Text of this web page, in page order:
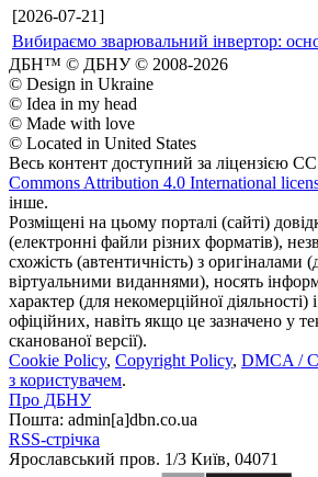
[2026-07-21]
Вибираємо зварювальний інвертор:
ДБН™ © ДБНУ © 2008-2026
© Design in Ukraine
© Idea in my head
© Made with love
© Located in United States
Весь контент доступний за ліцензією
Commons Attribution 4.0 International
інше.
Розміщені на цьому порталі (сайті)
(електронні файли різних форматів),
схожість (автентичність) з оригіналами
віртуальними виданнями), носять
характер (для некомерційної діяльності)
офіційних, навіть якщо це зазначено у
сканованої версії).
Cookie Policy, Copyright Policy, DMCA /
з користувачем.
Про ДБНУ
Пошта: admin[а]dbn.co.ua
RSS-стрічка
Ярославський пров. 1/3 Київ, 04071